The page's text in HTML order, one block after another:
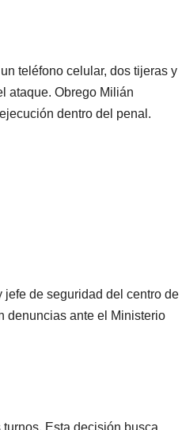
teléfono celular, dos tijeras y
ataque. Obrego Milián
dentro del penal.
jefe de seguridad del centro de
denuncias ante el Ministerio